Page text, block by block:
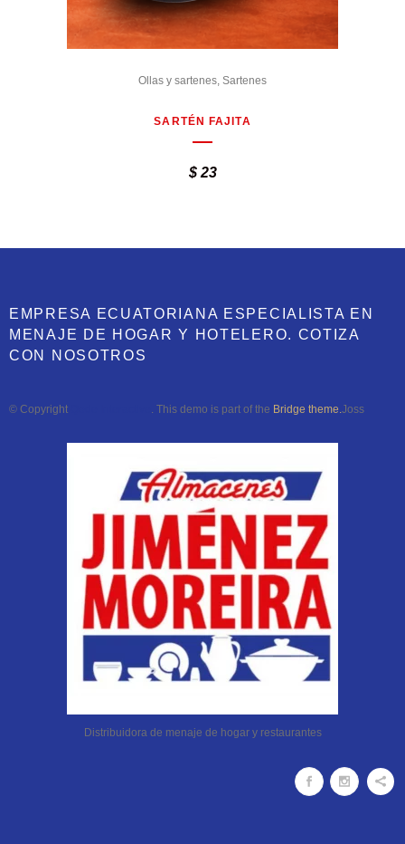
Ollas y sartenes Sartenes
SARTÉN FAJITA
$23
EMPRESA ECUATORIANA ESPECIALISTA EN
MENAJE DE HOGAR Y HOTELERO. COTIZA
CON NOSOTROS
© Copyright . This demo is part of the Bridge theme. Joss
Distribuidora de menaje de hogar y restaurantes